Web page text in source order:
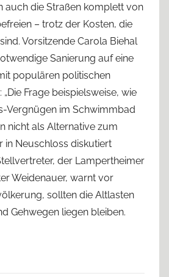
auch die Straßen komplett von
– trotz der Kosten, die
Vorsitzende Carola Biehal
Sanierung auf eine
populären politischen
Frage beispielsweise, wie
Vergnügen im Schwimmbad
nicht als Alternative zum
in Neuschloss diskutiert
der Lampertheimer
Weidenauer, warnt vor
sollten die Altlasten
Gehwegen liegen bleiben.